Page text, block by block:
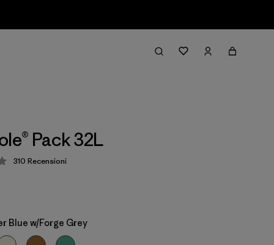
Pack 32L
4.3 / 5
310 Recensioni
Blue w/Forge Grey